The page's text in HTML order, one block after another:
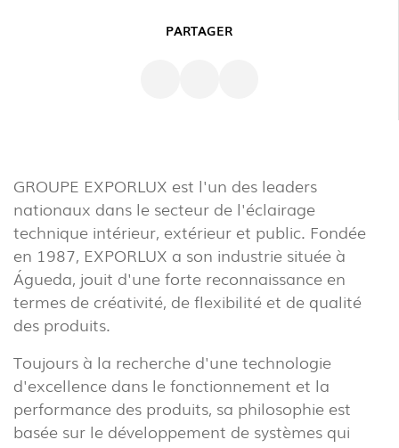
PARTAGER
GROUPE EXPORLUX est l'un des leaders
nationaux dans le secteur de l'éclairage
technique intérieur, extérieur et public. Fondée
en 1987, EXPORLUX a son industrie située à
Águeda, jouit d'une forte reconnaissance en
termes de créativité, de flexibilité et de qualité
des produits.
Toujours à la recherche d'une technologie
d'excellence dans le fonctionnement et la
performance des produits, sa philosophie est
basée sur le développement de systèmes qui